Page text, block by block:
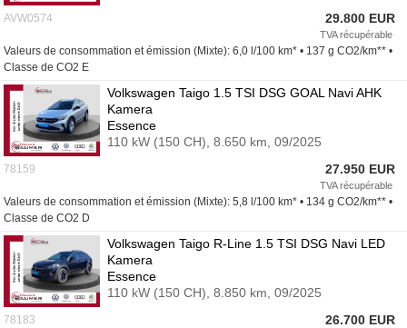
AVW0574
29.800 EUR
TVA récupérable
Valeurs de consommation et émission (Mixte): 6,0 l/100 km* • 137 g CO2/km** •
Classe de CO2 E
78159
Volkswagen Taigo 1.5 TSI DSG GOAL Navi AHK
Kamera
Essence
110 kW (150 CH),8.650 km,09/2025
27.950 EUR
TVA récupérable
Valeurs de consommation et émission (Mixte): 5,8 l/100 km* • 134 g CO2/km** •
Classe de CO2 D
78183
Volkswagen Taigo R-Line 1.5 TSI DSG Navi LED
Kamera
Essence
110 kW (150 CH),8.850 km,09/2025
26.700 EUR